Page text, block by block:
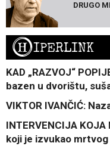
DRUGO
HIPERLINK
KAD „RAZVOJ“
bazen u dvorištu,
VIKTOR IVANČIĆ:
INTERVENCIJA
koji je izvukao